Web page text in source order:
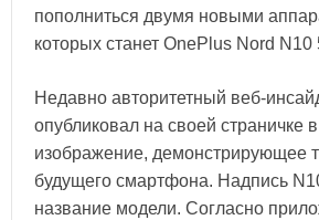
пополниться двумя новыми
которых станет OnePlus Nord N10
Недавно авторитетный веб-
опубликовал на своей страничке
изображение, демонстрирующее
будущего смартфона. Надпись
название модели. Согласно